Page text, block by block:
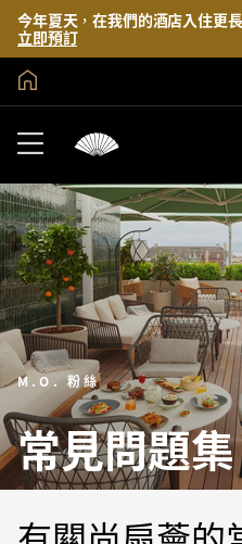
今年夏天，在我們的酒店入住更
立即預訂
M.O. 粉絲
常見問題集